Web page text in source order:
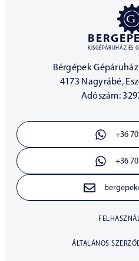
KISGÉPÁRUHÁZ ÉS
Bérgépek
4173 Nagyrábé,
Adószám:
+36
+36
ÁLTALÁNOS